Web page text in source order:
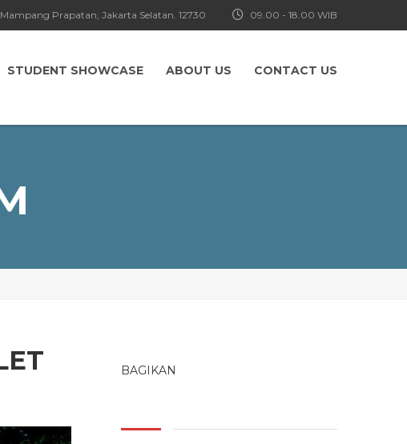
09.00 - 18.00 WIB
Prapatan, Jakarta Selatan. 12730
STUDENT SHOWCASE ABOUT US CONTACT US
BAGIKAN